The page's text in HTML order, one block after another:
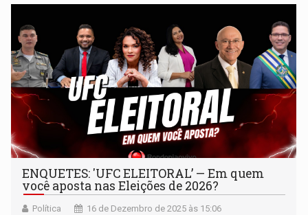
ENQUETES: 'UFC ELEITORAL’ — Em quem
você aposta nas Eleições de 2026?
Política 16 de Dezembro de 2025 às 15:06